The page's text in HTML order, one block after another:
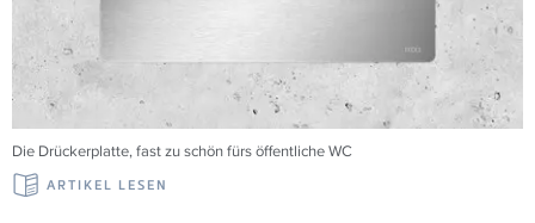
Die Drückerplatte, fast zu schön fürs öffentliche WC
ARTIKEL LESEN